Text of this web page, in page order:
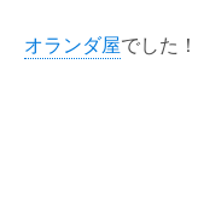
オランダ屋でした！